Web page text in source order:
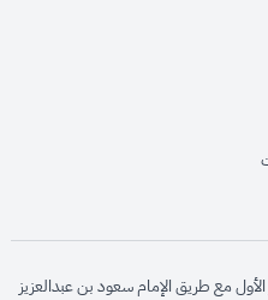
opens in new window
مع طريق الإمام سعود بن عبدالعزيز